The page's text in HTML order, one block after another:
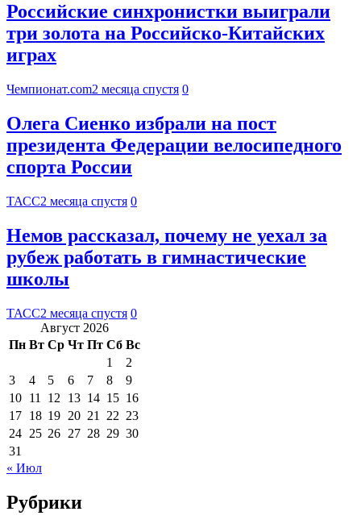
Российские синхронистки выиграли
три золота на Российско-Китайских
играх
Чемпионат.com2 месяца спустя 0
Олега Сиенко избрали на пост
президента Федерации велосипедного
спорта России
ТАСС2 месяца спустя 0
Немов рассказал, почему не уехал за
рубеж работать в гимнастические
школы
ТАСС2 месяца спустя 0
Август 2026
Пн Вт Ср Чт Пт Сб Вс
1
2
3
4 5 6 7 8
9
10 11 12 13 14 15 16
17 18 19 20 21 22 23
24 25 26 27 28 29 30
31
« Июл
Рубрики